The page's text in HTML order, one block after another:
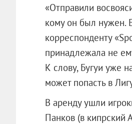
«Отправили
кому он был нужен.
корреспонденту
принадлежала не
К слову, Бугуи уже
может попасть в
В аренду ушли
Панков (в кипрский